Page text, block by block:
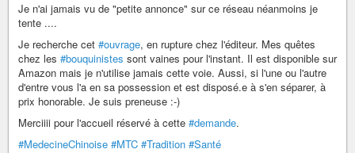
Je n'ai jamais vu de "petite annonce" sur ce réseau néanmoins je
tente ....
Je recherche cet #ouvrage, en rupture chez l'éditeur. Mes quêtes
chez les #bouquinistes sont vaines pour l'instant. Il est disponible sur
Amazon mais je n'utilise jamais cette voie. Aussi, si l'une ou l'autre
d'entre vous l'a en sa possession et est disposé.e à s'en séparer, à
prix honorable. Je suis preneuse :-)
Merciiii pour l'accueil réservé à cette #demande.
#MedecineChinoise #MTC #Tradition #Santé